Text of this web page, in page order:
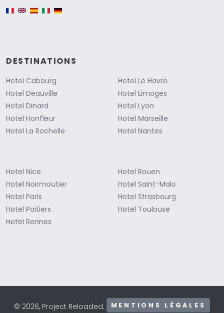
English version
DESTINATIONS
Hotel Cabourg
Hotel Deauville
Hotel Dinard
Hotel Honfleur
Hotel La Rochelle
Hotel Le Havre
Hotel Limoges
Hotel Lyon
Hotel Marseille
Hotel Nantes
Hotel Nice
Hotel Noirmoutier
Hotel Paris
Hotel Poitiers
Hotel Rennes
Hotel Rouen
Hotel Saint-Malo
Hotel Strasbourg
Hotel Toulouse
© 2026, Project Reloaded. MENTIONS LÉGALES